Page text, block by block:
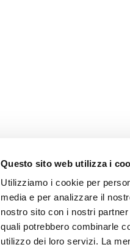
Questo sito web utilizza i
Utilizziamo i cookie per
media e per analizzare il
nostro sito con i nostri
quali potrebbero combinarle
utilizzo dei loro servizi. La